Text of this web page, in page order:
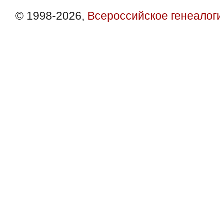
© 1998-2026, Всероссийское